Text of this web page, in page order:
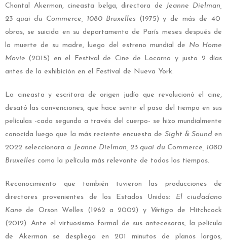
Chantal Akerman, cineasta belga, directora de
Jeanne Dielman,
23 quai du Commerce, 1080Bruxelles (1975) y de más de 40
obras, se suicida en su departamento de París meses después de
la muerte de su madre, luego del estreno mundial de No Home
Movie (2015) en el Festival de Cine de Locarno y justo 2 días
antes de la exhibición en el Festival de Nueva York.
La cineasta y escritora de origen judío que revolucionó el cine,
desató las convenciones, que hace sentir el paso del tiempo en sus
películas -cada segundo a través del cuerpo- se hizo mundialmente
conocida luego que la más reciente encuesta deSight & Sounden
2022 seleccionara a Jeanne Dielman, 23 quai du Commerce, 1080
Bruxelles como la película más relevante de todos los tiempos.
Reconocimiento que también tuvieron las producciones de
directores provenientes de los Estados Unidos: El ciudadano
Kanede Orson Welles (1962 a 2002) y Vértigo de Hitchcock
(2012). Ante el virtuosismo formal de sus antecesoras, la película
de Akerman se despliega en 201 minutos de planos largos,